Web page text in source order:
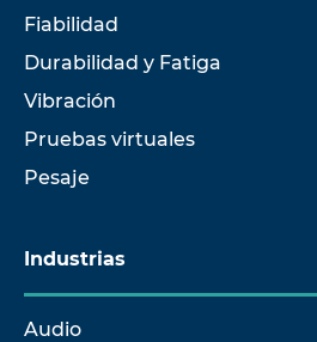
Fiabilidad
Durabilidad y Fatiga
Vibración
Pruebas virtuales
Pesaje
Industrias
Audio